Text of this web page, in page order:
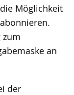
Möglichkeit
zum
an
der